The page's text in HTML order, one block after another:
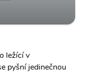
ležící v
pyšní jedinečnou